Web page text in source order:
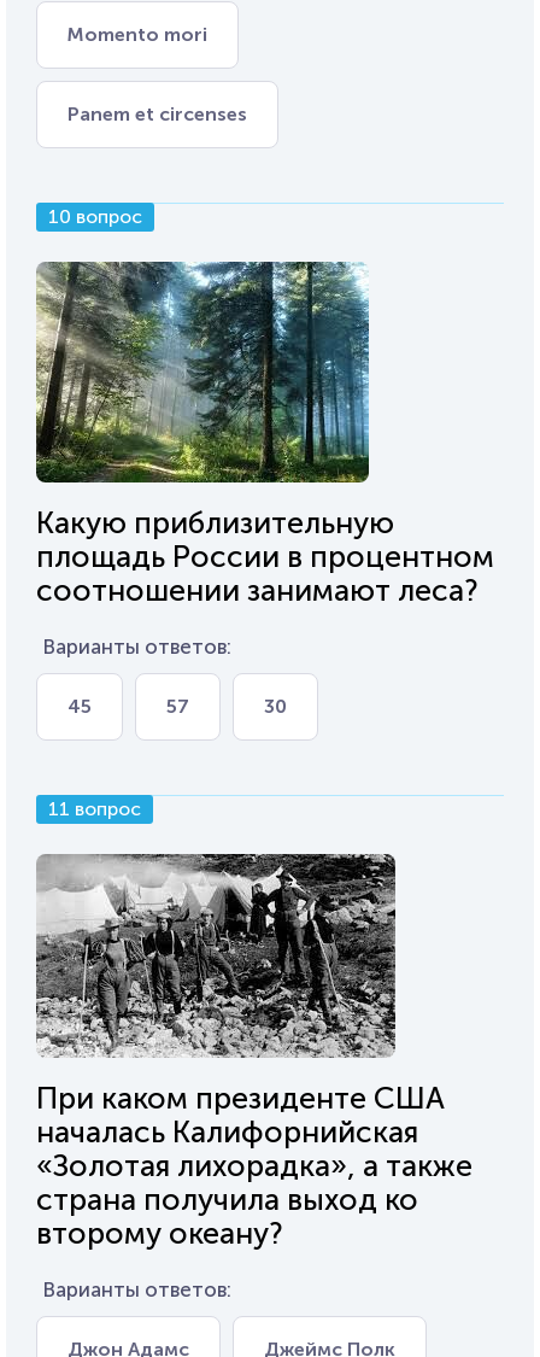
Momento mori
Panem et circenses
10 вопрос
Какую приблизительную
площадь России в процентном
соотношении занимают леса?
Варианты ответов:
45 57 30
11 вопрос
При каком президенте США
началась Калифорнийская
«Золотая лихорадка», а также
страна получила выход ко
второму океану?
Варианты ответов:
Джон Адамс Джеймс Полк